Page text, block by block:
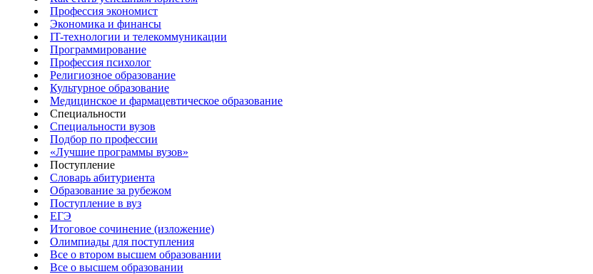
Профессия экономист
Экономика и финансы
IT-технологии и телекоммуникации
Программирование
Профессия психолог
Религиозное образование
Культурное образование
Медицинское и фармацевтическое образование
Специальности
Специальности вузов
Подбор по профессии
«Лучшие программы вузов»
Поступление
Словарь абитуриента
Образование за рубежом
Поступление в вуз
ЕГЭ
Итоговое сочинение (изложение)
Олимпиады для поступления
Все о втором высшем образовании
Все о высшем образовании